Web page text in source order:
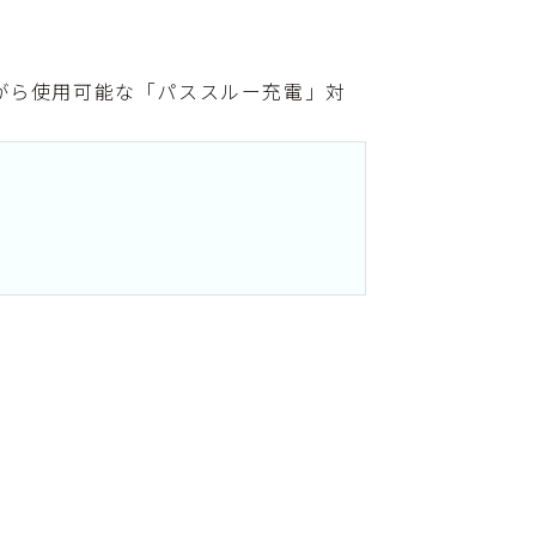
使用可能な「パススルー充電」対